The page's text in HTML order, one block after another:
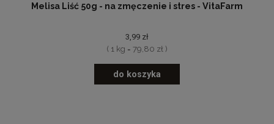
Melisa Liść 50g - na zmęczenie i stres - VitaFarm
3,99 zł
( 1 kg = 79,80 zł )
do koszyka